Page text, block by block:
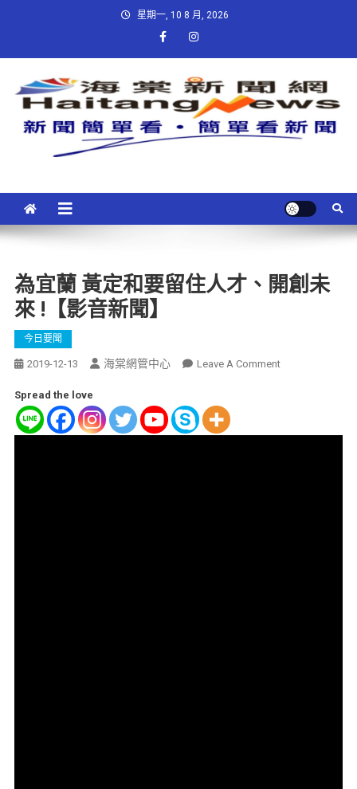
星期一, 10 8 月, 2026
為宜蘭 黃定和要留住人才、開創未
來 !【影音新聞】
今日要聞
2019-12-13 海棠網管中心 Leave A Comment
Spread the love